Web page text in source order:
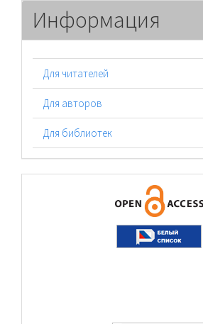
Информация
Для читателей
Для авторов
Для библиотек